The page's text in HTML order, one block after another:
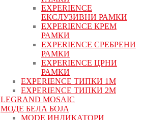
EXPERIENCE
ЕКСЛУЗИВНИ РАМКИ
EXPERIENCE КРЕМ
РАМКИ
EXPERIENCE СРЕБРЕНИ
РАМКИ
EXPERIENCE ЦРНИ
РАМКИ
EXPERIENCE ТИПКИ 1M
EXPERIENCE ТИПКИ 2М
LEGRAND MOSAIC
МОДЕ БЕЛА БОЈА
MODE ИНДИКАТОРИ